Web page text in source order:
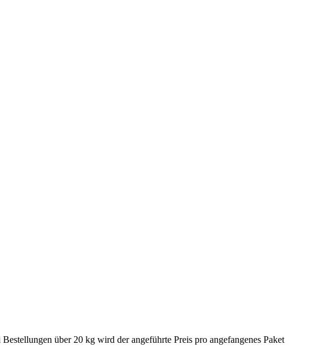
über 20 kg wird der angeführte Preis pro angefangenes Paket